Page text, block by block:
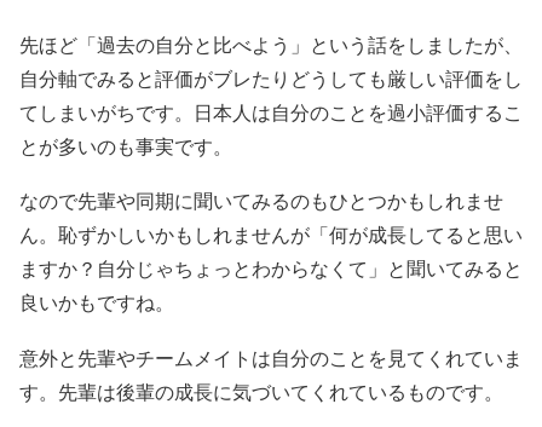
先ほど「過去の自分と比べよう」という話をしましたが、
自分軸でみると評価がブレたりどうしても厳しい評価をし
てしまいがちです。日本人は自分のことを過小評価するこ
とが多いのも事実です。
なので先輩や同期に聞いてみるのもひとつかもしれませ
ん。恥ずかしいかもしれませんが「何が成長してると思い
ますか？自分じゃちょっとわからなくて」と聞いてみると
良いかもですね。
意外と先輩やチームメイトは自分のことを見てくれていま
す。先輩は後輩の成長に気づいてくれているものです。